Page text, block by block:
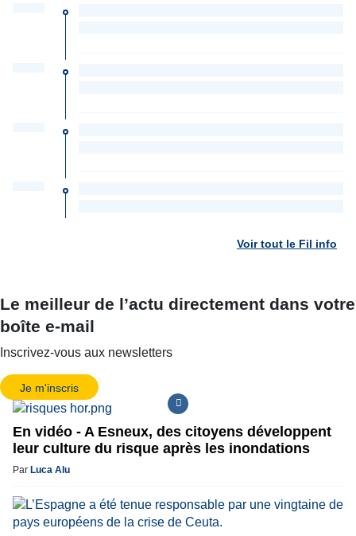
Voir tout le Fil info
Le meilleur de l’actu directement dans votre
boîte e-mail
Inscrivez-vous aux newsletters
Je m'inscris
En vidéo - A Esneux, des citoyens développent
leur culture du risque après les inondations
Par Luca Alu